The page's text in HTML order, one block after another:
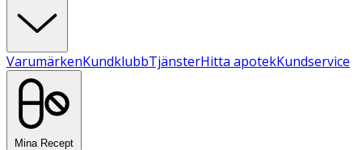
VarumärkenKundklubbTjänsterHitta apotekKundservice
Mina Recept